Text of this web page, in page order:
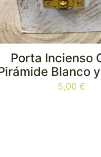
Porta Incienso
Blanco
5,00€